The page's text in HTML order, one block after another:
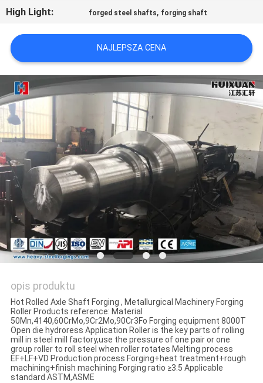
PRIVACY
POLICY
High Light:
forged steel shafts, forging shaft
NAJLEPSZA CENA
opis produktu
Hot Rolled Axle Shaft Forging , Metallurgical Machinery Forging
Roller Products reference: Material
50Mn,4140,60CrMo,9Cr2Mo,90Cr3Fo Forging equipment 8000T
Open die hydroress Application Roller is the key parts of rolling
mill in steel mill factory,use the pressure of one pair or one
group roller to roll steel when roller rotates Melting process
EF+LF+VD Production process Forging+heat treatment+rough
machining+finish machining Forging ratio ≥3.5 Applicable
standard ASTM,ASME